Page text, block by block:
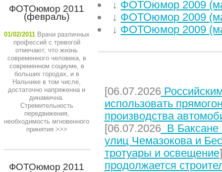
ФОТОюмор 2011
(февраль)
01/02/2011 Врачи различных
профессий с тревогой
отмечают, что жизнь
современного человека, в
современном социуме, в
больших городах, и в
Нальчике в том числе,
достаточно напряженна и
динамична.
Стремительность
передвижения,
необходимость мгновенного
принятия >>>
ФОТОюмор 2011
↓ ФОТОюмор 2009
↓ ФОТОюмор 2009
↓ ФОТОюмор 2009
[06.07.2026
использовать
производства
[06.07.2026В Баксане
улиц Чемазокова и
тротуары и освещение
продолжается